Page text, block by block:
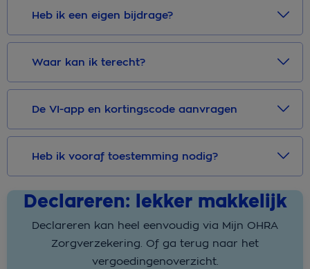
Heb ik een eigen bijdrage?
Waar kan ik terecht?
De VI-app en kortingscode aanvragen
Heb ik vooraf toestemming nodig?
Declareren: lekker makkelijk
Declareren kan heel eenvoudig via Mijn OHRA
Zorgverzekering. Of ga terug naar het
vergoedingenoverzicht.